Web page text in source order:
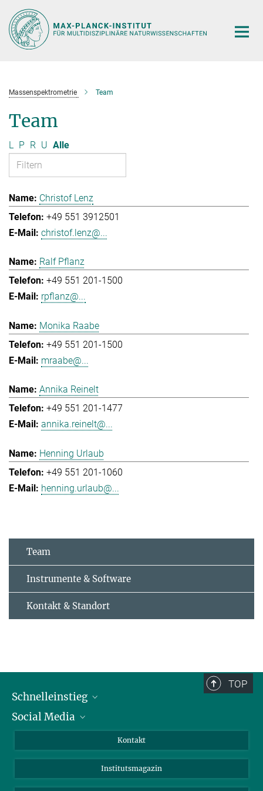
Hauptinhalt
Massenspektrometrie Team
Team
L P R U Alle
Christof Lenz
+49 551 3912501
christof.lenz@...
Ralf Pflanz
+49 551 201-1500
rpflanz@...
Monika Raabe
+49 551 201-1500
mraabe@...
Annika Reinelt
+49 551 201-1477
annika.reinelt@...
Henning Urlaub
+49 551 201-1060
henning.urlaub@...
Team
Instrumente & Software
Kontakt & Standort
TOP
Schnelleinstieg
Alumni
Social Media
Facebook
Kontakt
Institutsmagazin